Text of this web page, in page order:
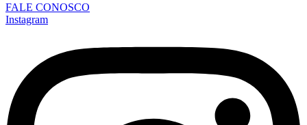
FALE CONOSCO
Instagram